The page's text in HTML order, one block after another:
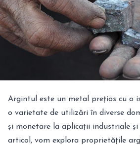
Argintul este un metal prețios cu o
o varietate de utilizări în diverse
și monetare la aplicații industriale și
articol, vom explora proprietățile